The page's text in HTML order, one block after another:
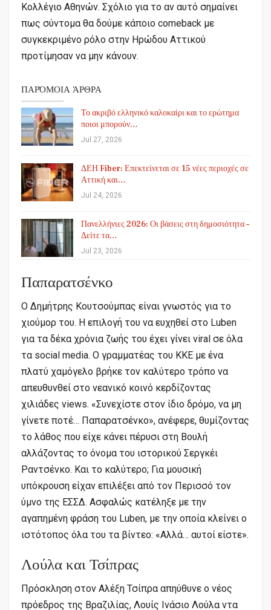
Κολλέγιο Αθηνών. Σχόλιο για το αν αυτό σημαίνει
πως σύντομα θα δούμε κάποιο comeback με
συγκεκριμένο ρόλο στην Ηρώδου Αττικού
προτίμησαν να μην κάνουν.
ΠΑΡΌΜΟΙΑ ΆΡΘΡΑ
Το ακριβό ελληνικό καλοκαίρι και το ερώτημα
ποιοι μπορούν…
Jul 27, 2026
ΔΕΗ Fiber: Επεκτείνεται σε 15 νέες περιοχές σε
Αττική και…
Jul 24, 2026
Πανελλήνιες 2026: Οι βάσεις στη δημοσιότητα –
Δείτε τα…
Jul 23, 2026
Παπαρατσένκο
Ο Δημήτρης Κουτσούμπας είναι γνωστός για το
χιούμορ του. Η επιλογή του να ευχηθεί στο Luben
για τα δέκα χρόνια ζωής του έχει γίνει viral σε όλα
τα social media. Ο γραμματέας του ΚΚΕ με ένα
πλατύ χαμόγελο βρήκε τον καλύτερο τρόπο να
απευθυνθεί στο νεανικό κοινό κερδίζοντας
χιλιάδες views. «Συνεχίστε στον ίδιο δρόμο, να μη
γίνετε ποτέ… Παπαρατσένκο», ανέφερε, θυμίζοντας
το λάθος που είχε κάνει πέρυσι στη Βουλή
αλλάζοντας το όνομα του ιστορικού Σεργκέι
Ραντσένκο. Και το καλύτερο; Για μουσική
υπόκρουση είχαν επιλέξει από τον Περισσό τον
ύμνο της ΕΣΣΔ. Ασφαλώς κατέληξε με την
αγαπημένη φράση του Luben, με την οποία κλείνει ο
ιστότοπος όλα του τα βίντεο: «Αλλά… αυτοί είστε».
Λούλα και Τσίπρας
Πρόσκληση στον Αλέξη Τσίπρα απηύθυνε ο νέος
πρόεδρος της Βραζιλίας, Λουίς Ινάσιο Λούλα ντα